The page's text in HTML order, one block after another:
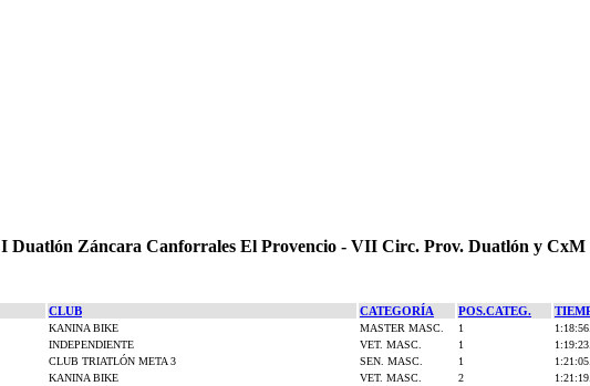
I Duatlón Záncara Canforrales El Provencio - VII Circ. Prov. Duatlón y CxM
CLUB CATEGORÍA POS.CATEG.
KANINA BIKE MASTER MASC. 1
INDEPENDIENTE VET. MASC. 1
CLUB TRIATLÓN META 3 SEN. MASC. 1
KANINA BIKE VET. MASC. 2